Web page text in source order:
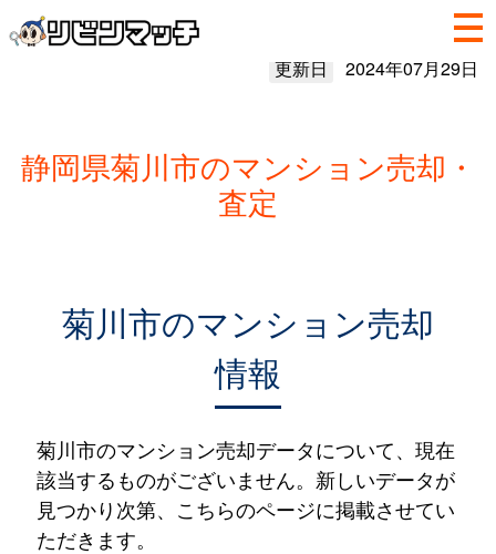
更新日 2024年07月29日
静岡県菊川市のマンション売却・
査定
菊川市のマンション売却
情報
菊川市のマンション売却データについて、現在
該当するものがございません。新しいデータが
見つかり次第、こちらのページに掲載させてい
ただきます。